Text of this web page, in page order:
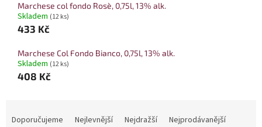
Marchese col fondo Rosè, 0,75l, 13% alk.
Skladem (12 ks)
433 Kč
Marchese Col Fondo Bianco, 0,75l, 13% alk.
Skladem (12 ks)
408 Kč
Doporučujeme Nejlevnější Nejdražší
Nejprodávanější